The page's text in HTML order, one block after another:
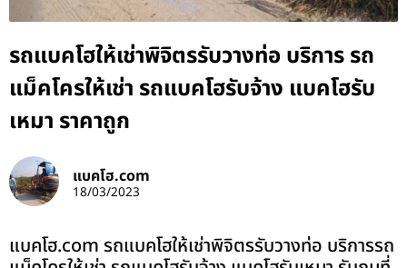
รถแบคโฮให้เช่าพิจิตรรับวางท่อ บริการ รถ
แม็คโครให้เช่า รถแบคโฮรับจ้าง แบคโฮรับ
เหมา ราคาถูก
แบคโฮ.com
18/03/2023
แบคโฮ.com รถแบคโฮให้เช่าพิจิตรรับวางท่อ บริการรถ